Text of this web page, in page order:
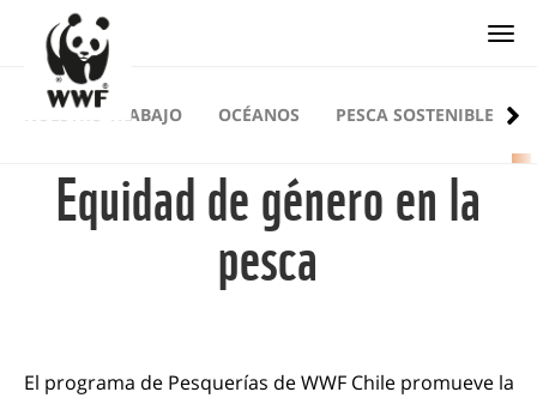
NUESTRO TRABAJO OCÉANOS PESCA SOSTENIBLE
Equidad de género en la
pesca
El programa de Pesquerías de WWF Chile promueve la